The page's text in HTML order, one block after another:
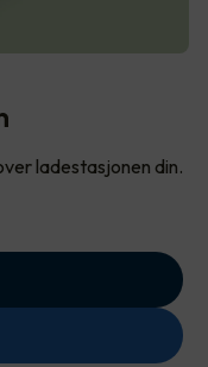
ladestasjonen din.